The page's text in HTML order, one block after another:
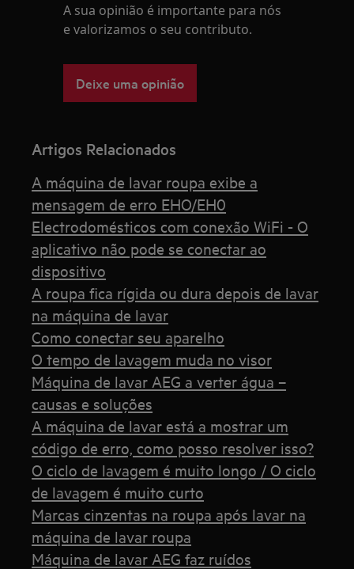
A sua opinião é importante para nós
e valorizamos o seu contributo.
Deixe uma opinião
Artigos Relacionados
A máquina de lavar roupa exibe a
mensagem de erro EHO/EH0
Electrodomésticos com conexão WiFi - O
aplicativo não pode se conectar ao
dispositivo
A roupa fica rígida ou dura depois de lavar
na máquina de lavar
Como conectar seu aparelho
O tempo de lavagem muda no visor
Máquina de lavar AEG a verter água –
causas e soluções
A máquina de lavar está a mostrar um
código de erro, como posso resolver isso?
O ciclo de lavagem é muito longo / O ciclo
de lavagem é muito curto
Marcas cinzentas na roupa após lavar na
máquina de lavar roupa
Máquina de lavar AEG faz ruídos